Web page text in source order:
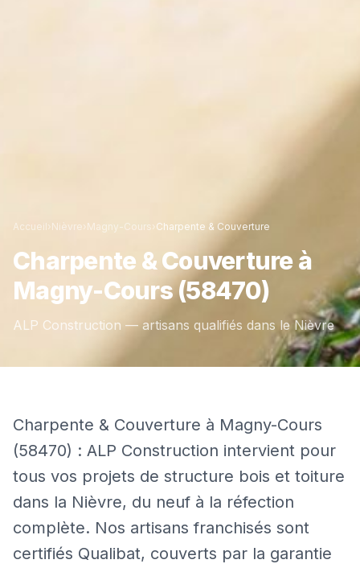
Accueil› Nièvre› Magny-Cours› Charpente & Couverture
Charpente & Couvertureà
Magny-Cours(58470)
ALP Construction — artisans qualifiés dans le Nièvre
Charpente & Couverture à Magny-Cours
(58470) : ALP Construction intervient pour
tous vos projets de structure bois et toiture
dans la Nièvre, du neuf à la réfection
complète. Nos artisans franchisés sont
certifiés Qualibat, couverts par la garantie